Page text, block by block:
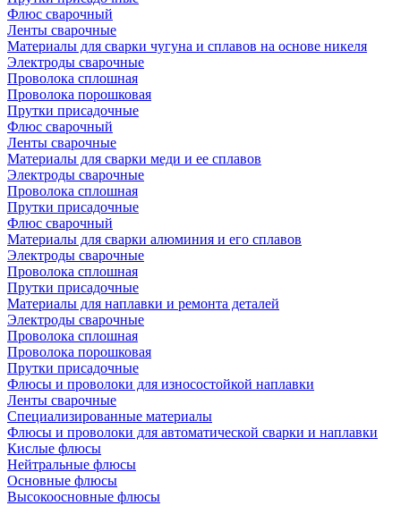
Флюс сварочный
Ленты сварочные
Материалы для сварки чугуна и сплавов на основе никеля
Электроды сварочные
Проволока сплошная
Проволока порошковая
Прутки присадочные
Флюс сварочный
Ленты сварочные
Материалы для сварки меди и ее сплавов
Электроды сварочные
Проволока сплошная
Прутки присадочные
Флюс сварочный
Материалы для сварки алюминия и его сплавов
Электроды сварочные
Проволока сплошная
Прутки присадочные
Материалы для наплавки и ремонта деталей
Электроды сварочные
Проволока сплошная
Проволока порошковая
Прутки присадочные
Флюсы и проволоки для износостойкой наплавки
Ленты сварочные
Специализированные материалы
Флюсы и проволоки для автоматической сварки и наплавки
Кислые флюсы
Нейтральные флюсы
Основные флюсы
Высокоосновные флюсы